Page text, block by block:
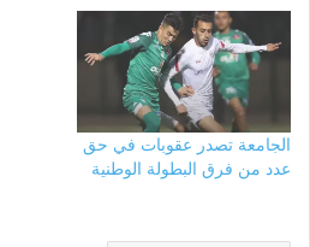
الجامعة تصدر عقوبات في حق
عدد من فرق البطولة الوطنية